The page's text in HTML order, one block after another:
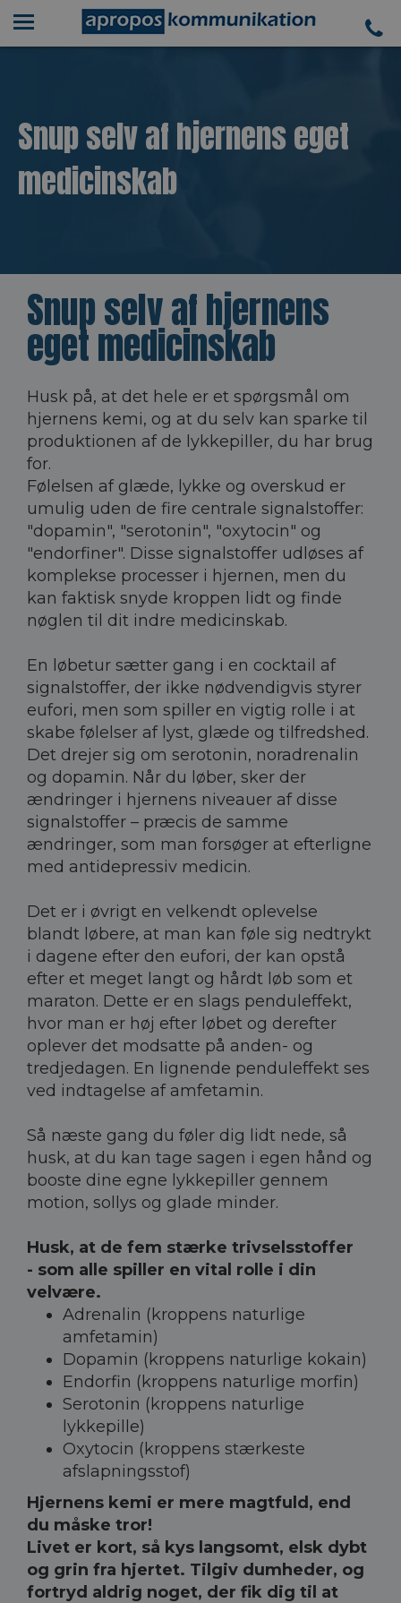
Snup selv af hjernens eget
medicinskab
Snup selv af hjernens
eget medicinskab
Husk på, at det hele er et spørgsmål om
hjernens kemi, og at du selv kan sparke til
produktionen af de lykkepiller, du har brug
for.
Følelsen af glæde, lykke og overskud er
umulig uden de fire centrale signalstoffer:
"dopamin", "serotonin", "oxytocin" og
"endorfiner". Disse signalstoffer udløses af
komplekse processer i hjernen, men du
kan faktisk snyde kroppen lidt og finde
nøglen til dit indre medicinskab.
En løbetur sætter gang i en cocktail af
signalstoffer, der ikke nødvendigvis styrer
eufori, men som spiller en vigtig rolle i at
skabe følelser af lyst, glæde og tilfredshed.
Det drejer sig om serotonin, noradrenalin
og dopamin. Når du løber, sker der
ændringer i hjernens niveauer af disse
signalstoffer – præcis de samme
ændringer, som man forsøger at efterligne
med antidepressiv medicin.
Det er i øvrigt en velkendt oplevelse
blandt løbere, at man kan føle sig nedtrykt
i dagene efter den eufori, der kan opstå
efter et meget langt og hårdt løb som et
maraton. Dette er en slags penduleffekt,
hvor man er høj efter løbet og derefter
oplever det modsatte på anden- og
tredjedagen. En lignende penduleffekt ses
ved indtagelse af amfetamin.
Så næste gang du føler dig lidt nede, så
husk, at du kan tage sagen i egen hånd og
booste dine egne lykkepiller gennem
motion, sollys og glade minder.
Husk, at de fem stærke trivselsstoffer
- som alle spiller en vital rolle i din
velvære.
Adrenalin (kroppens naturlige
amfetamin)
Dopamin (kroppens naturlige kokain)
Endorfin (kroppens naturlige morfin)
Serotonin (kroppens naturlige
lykkepille)
Oxytocin (kroppens stærkeste
afslapningsstof)
Hjernens kemi er mere magtfuld, end
du måske tror!
Livet er kort, så kys langsomt, elsk dybt
og grin fra hjertet. Tilgiv dumheder, og
fortryd aldrig noget, der fik dig til at